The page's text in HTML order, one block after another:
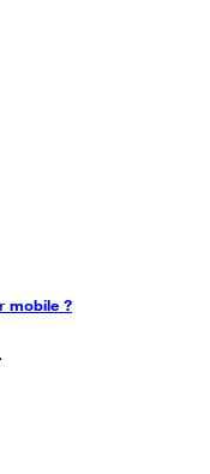
mobile ?